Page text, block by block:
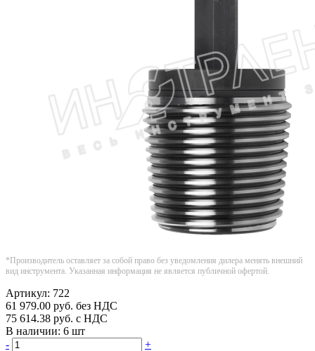
*Производитель оставляет за собой право без уведомления дилера менять внешний
вид инструмента. Указанная информация не является публичной офертой.
Артикул: 722
61 979.00 руб. без НДС
75 614.38 руб. с НДС
В наличии: 6 шт
-
+